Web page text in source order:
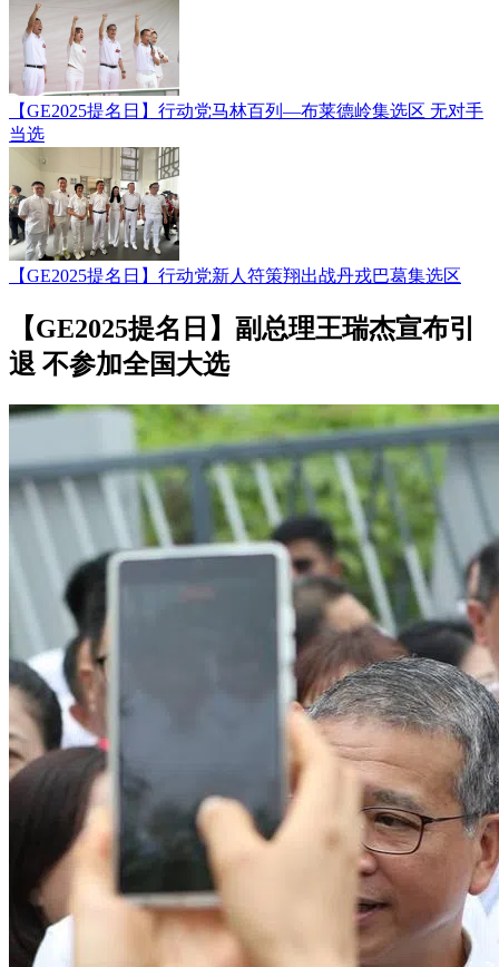
【GE2025提名日】行动党马林百列—布莱德岭集选区 无对手
当选
【GE2025提名日】行动党新人符策翔出战丹戎巴葛集选区
【GE2025提名日】副总理王瑞杰宣布引
退 不参加全国大选